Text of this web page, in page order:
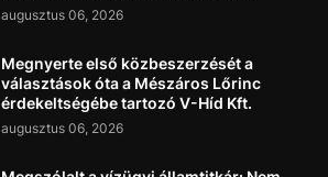
augusztus 06, 2026
Megnyerte első közbeszerzését a
választások óta a Mészáros Lőrinc
érdekeltségébe tartozó V-Híd Kft.
augusztus 06, 2026